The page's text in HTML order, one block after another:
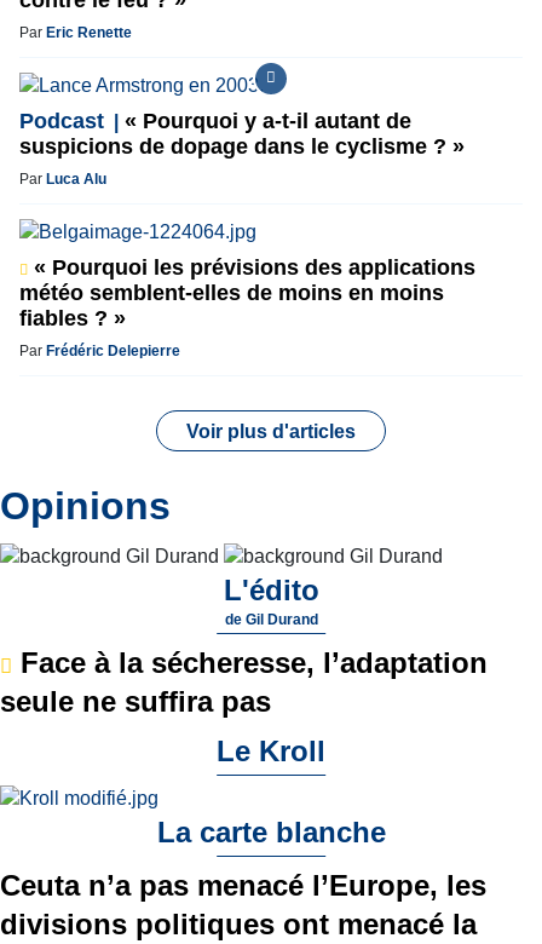
Par Eric Renette
Podcast
« Pourquoi y a-t-il autant de
suspicions de dopage dans le cyclisme ? »
Par Luca Alu
« Pourquoi les prévisions des applications
météo semblent-elles de moins en moins
fiables ? »
Par Frédéric Delepierre
Voir plus d'articles
Opinions
L'édito
de Gil Durand
Face à la sécheresse, l’adaptation
seule ne suffira pas
Le Kroll
La carte blanche
Ceuta n’a pas menacé l’Europe, les
divisions politiques ont menacé la